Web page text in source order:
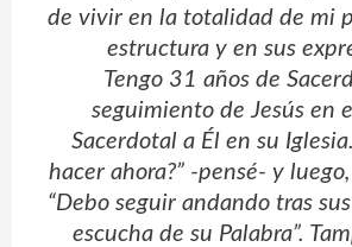
de vivir en la totalidad de mi
estructura y en sus
Tengo 31 años de
seguimiento de Jesús en
Sacerdotal a Él en su
hacer ahora?” -pensé- y
“Debo seguir andando tras
escucha de su Palabra”.